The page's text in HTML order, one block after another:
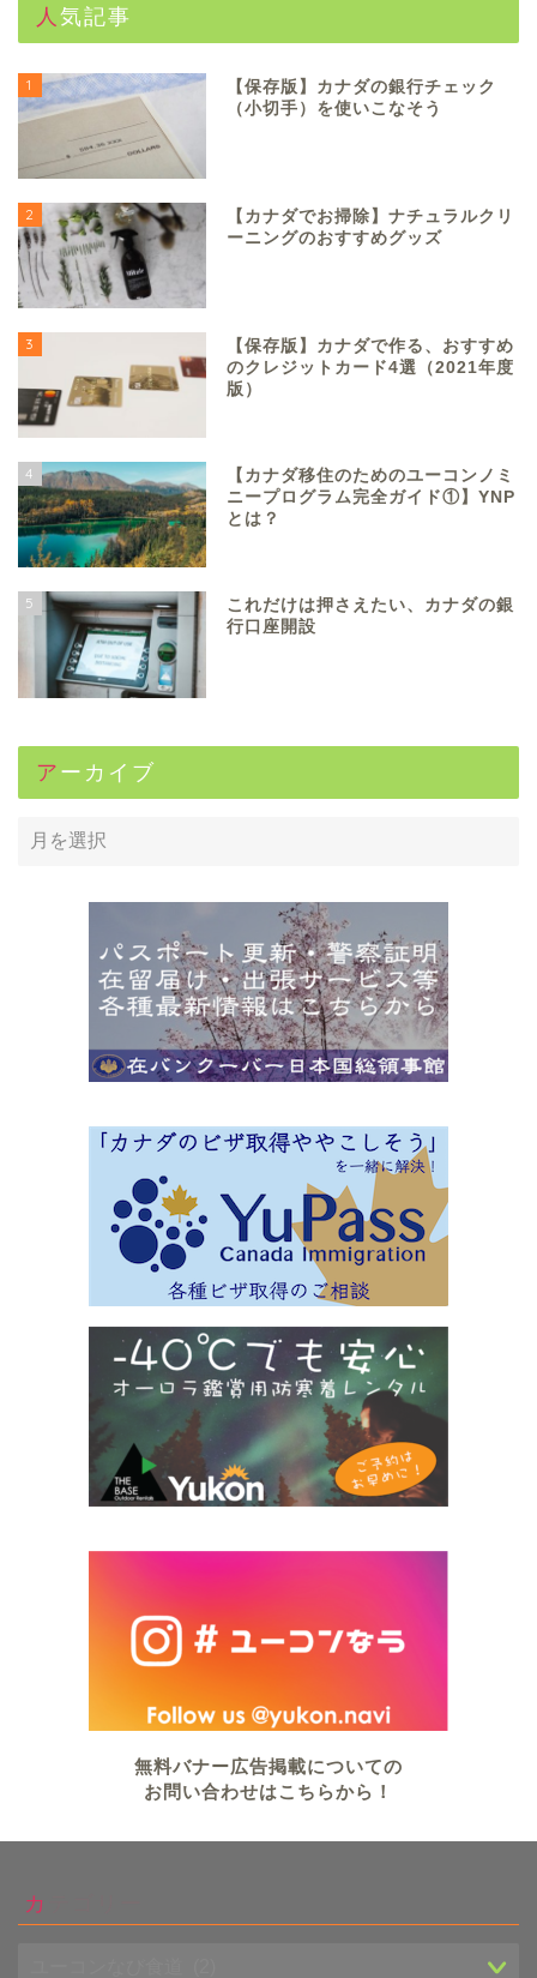
人気記事
1
【保存版】カナダの銀行チェック
（小切手）を使いこなそう
2
【カナダでお掃除】ナチュラルクリ
ーニングのおすすめグッズ
3
【保存版】カナダで作る、おすすめ
のクレジットカード4選（2021年度
版）
4
【カナダ移住のためのユーコンノミ
ニープログラム完全ガイド①】YNP
とは？
5
これだけは押さえたい、カナダの銀
行口座開設
アーカイブ
無料バナー広告掲載についての
お問い合わせはこちらから！